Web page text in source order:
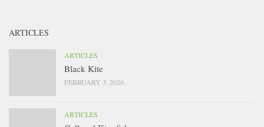
ARTICLES
ARTICLES
Black Kite
FEBRUARY 3, 2026
ARTICLES